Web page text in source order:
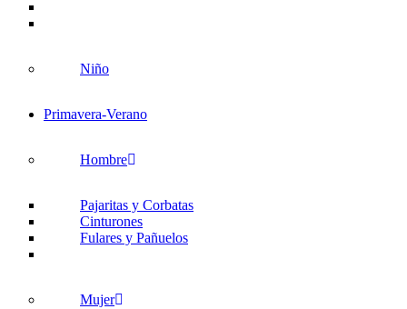
Niño
Primavera-Verano
Hombre
Pajaritas y Corbatas
Cinturones
Fulares y Pañuelos
Mujer